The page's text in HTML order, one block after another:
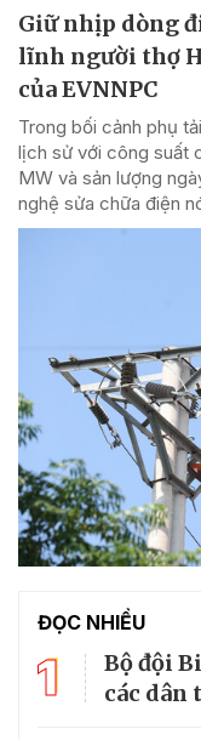
Giữ nhịp dòng
lĩnh người thợ
của EVNNPC
Trong bối cảnh phụ
lịch sử với công suất
MW và sản lượng
nghệ sửa chữa điện
ĐỌC NHIỀU
1
Bộ đội
các dân